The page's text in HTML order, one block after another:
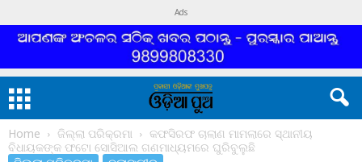
Ads
Home ଜିଲ୍ଲା ପରିକ୍ରମା
କଫସିରଫ ଚାଲାଣ ମାମଲାରେ ସ୍ଥାନୀୟ
ବିଧାୟକଙ୍କ ଫଟୋ ସୋସିଆଲ ଗଣମାଧ୍ୟମରେ ଘୁରିବୁଲୁଛି